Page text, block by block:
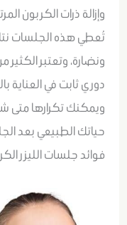
وإزالة ذرات الكربون
تُعطي هذه الجلسات
ونضارة، وتعتبر
دوري ثابت في العناية
ويمكنك تكرارها متى
حياتك الطبيعي بعد
فوائد جلسات الليزر